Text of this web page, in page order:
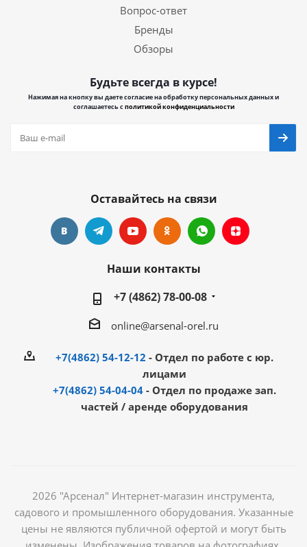
Вопрос-ответ
Бренды
Обзоры
Будьте всегда в курсе!
Нажимая на кнопку вы даете согласие на обработку персональных данных и
соглашаетесь сполитикой конфиденциальности
Оставайтесь на связи
Наши контакты
+7 (4862) 78-00-08
online@arsenal-orel.ru
+7(4862) 54-12-12 - Отдел по работе с юр.
лицами
+7(4862) 54-04-04 - Отдел по продаже зап.
частей / аренде оборудования
2026 "Арсенал" Интернет-магазин инструмента,
садового и промышленного оборудования. Указанные
цены не являются публичной офертой и могут быть